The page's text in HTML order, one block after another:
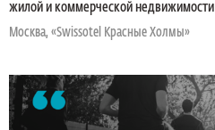
жилой и коммерческой недвижимости
Москва, «Swissotel Красные Холмы»